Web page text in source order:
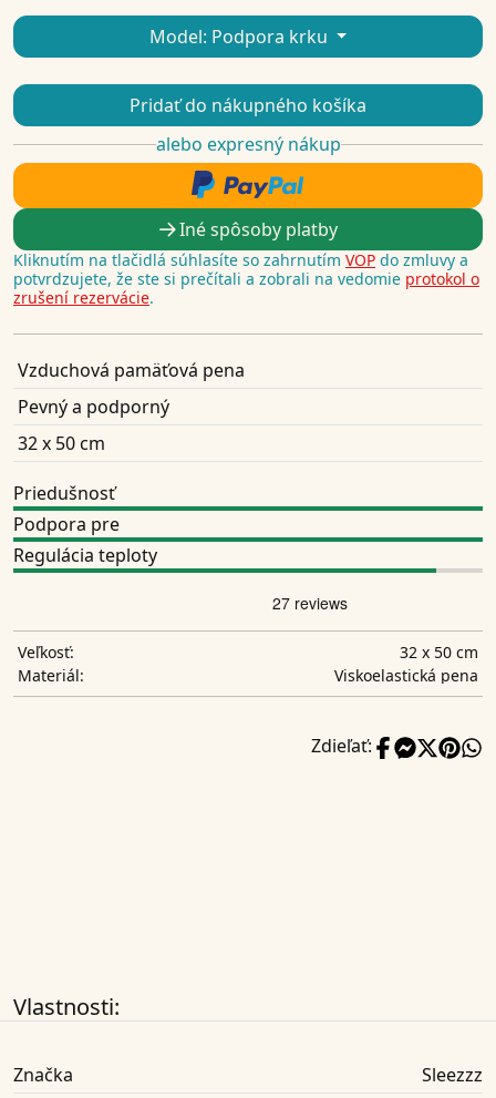
Model: Podpora krku
Pridať do nákupného košíka
alebo expresný nákup
Iné spôsoby platby
Kliknutím na tlačidlá súhlasíte so zahrnutím VOP do zmluvy a
potvrdzujete, že ste si prečítali a zobrali na vedomie protokol o
zrušení rezervácie.
Vzduchová pamäťová pena
Pevný a podporný
32 x 50 cm
Priedušnosť
Podpora pre
Regulácia teploty
Veľkosť:
32 x 50 cm
Materiál:
Viskoelastická pena
Zdieľať:
Vlastnosti:
Značka
Sleezzz